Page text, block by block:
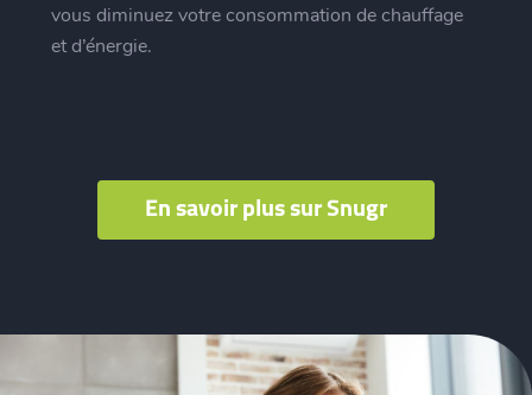
vous diminuez votre consommation de chauffage
et d’énergie.
En savoir plus sur Snugr